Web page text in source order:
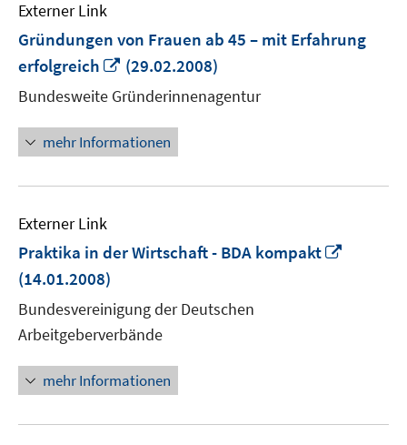
Externer Link
Gründungen von Frauen ab 45 – mit Erfahrung
erfolgreich
In
neuem
Fenster
öffnen
(29.02.2008)
Bundesweite Gründerinnenagentur
mehr Informationen
Externer Link
Praktika in der Wirtschaft - BDA kompakt
(14.01.2008)
Bundesvereinigung der Deutschen
Arbeitgeberverbände
mehr Informationen